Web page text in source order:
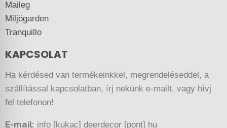
Maileg
Miljögarden
Tranquillo
KAPCSOLAT
Ha kérdésed van termékeinkkel, megrendeléseddel, a
szállítással kapcsolatban, írj nekünk e-mailt, vagy hívj
fel telefonon!
E-mail: info [kukac] deerdecor [pont] hu